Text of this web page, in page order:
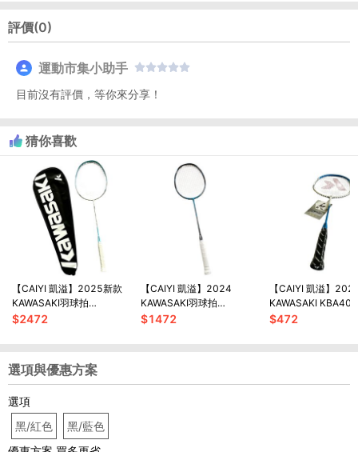
評價(0)
運動市集小助手
目前沒有評價，等你來分享！
猜你喜歡
【CAIYI 凱溢】2025新款
KAWASAKI羽球拍
KBD632 Speed & Power
$2472
【CAIYI 凱溢】2024
KAWASAKI羽球拍
KBD535 Ultra Carbon II 高
$1472
【CAIYI 凱溢】
KAWASAKI KBA400
K.BABY 兒童鋁羽球
$472
選項與優惠方案
選項
黑/紅色
黑/藍色